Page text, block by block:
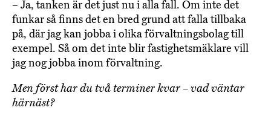
– Ja, tanken är det just nu i alla fall. Om inte det
funkar så finns det en bred grund att falla tillbaka
på, där jag kan jobba i olika förvaltningsbolag till
exempel. Så om det inte blir fastighetsmäklare vill
jag nog jobba inom förvaltning.
Men först har du två terminer kvar – vad väntar
härnäst?